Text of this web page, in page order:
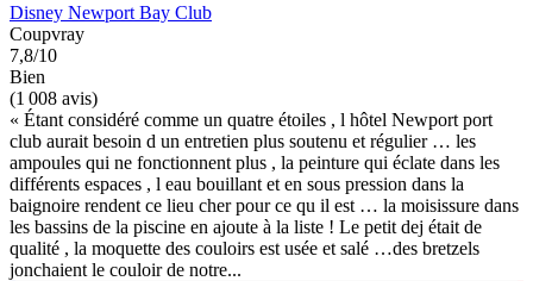
Disney Newport Bay Club
Coupvray
7,8/10
Bien
(1 008 avis)
« Étant considéré comme un quatre étoiles , l hôtel Newport port
club aurait besoin d un entretien plus soutenu et régulier … les
ampoules qui ne fonctionnent plus , la peinture qui éclate dans les
différents espaces , l eau bouillant et en sous pression dans la
baignoire rendent ce lieu cher pour ce qu il est … la moisissure dans
les bassins de la piscine en ajoute à la liste ! Le petit dej était de
qualité , la moquette des couloirs est usée et salé …des bretzels
jonchaient le couloir de notre...